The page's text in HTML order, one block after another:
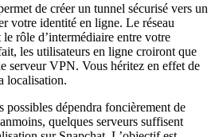
de créer un tunnel sécurisé vers un
votre identité en ligne. Le réseau
rôle d’intermédiaire entre votre
les utilisateurs en ligne croiront que
serveur VPN. Vous héritez en effet de
localisation.
possibles dépendra foncièrement de
quelques serveurs suffisent